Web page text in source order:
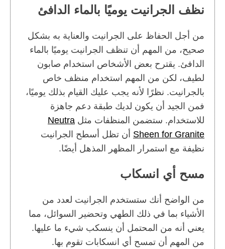
نظف الجرانيت يوميًا بالماء الدافئ
من أجل الحفاظ على الجرانيت والعناية به بشكل
صحيح، من المهم أن تنظف الجرانيت يوميًا بالماء
الدافئ. يقترح بعض الأشخاص استخدام صابون
لطيف، لكن من المهم استخدام منظف خاص
بالجرانيت. نظرًا لأنه يجب عليك القيام بذلك يوميًا،
فمن الجيد أن يكون لديك طبقة دعم جاهزة
للاستخدام. ستضمن المنظفات مثل Neutra
Sheen for Granite أن تظل أسطح الجرانيت
نظيفة مع استمرار المظهر المذهل أيضًا.
مسح أي انسكاب
من الواضح أنك ستستخدم الجرانيت لعدد من
الأشياء بما في ذلك الطهي وتحضير السوائل، مما
يعني أنه من المحتمل أن ينسكب شيء ما عليها.
من المهم أن تمسح أي انسكابات تقوم بها.